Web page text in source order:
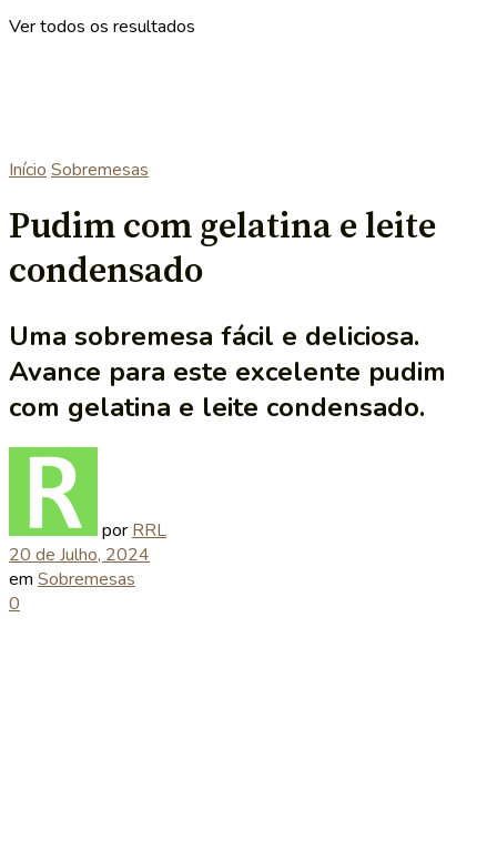
Ver todos os resultados
Início Sobremesas
Pudim com gelatina e leite
condensado
Uma sobremesa fácil e deliciosa.
Avance para este excelente pudim
com gelatina e leite condensado.
por RRL
20 de Julho, 2024
em Sobremesas
0